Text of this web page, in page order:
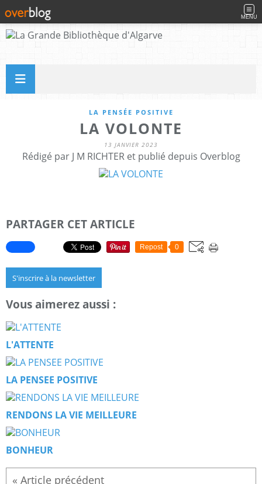
MENU
LA PENSÉE POSITIVE
LA VOLONTE
13 JANVIER 2023
Rédigé par J M RICHTER et publié depuis Overblog
PARTAGER CET ARTICLE
Repost 0
S'inscrire à la newsletter
Vous aimerez aussi :
L'ATTENTE
LA PENSEE POSITIVE
RENDONS LA VIE MEILLEURE
BONHEUR